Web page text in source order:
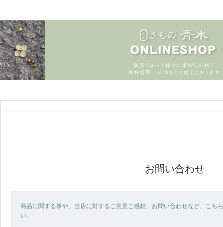
お問い合わせ
商品に関する事や、当店に対するご意見ご感想、お問い合わせなど、こち
い。